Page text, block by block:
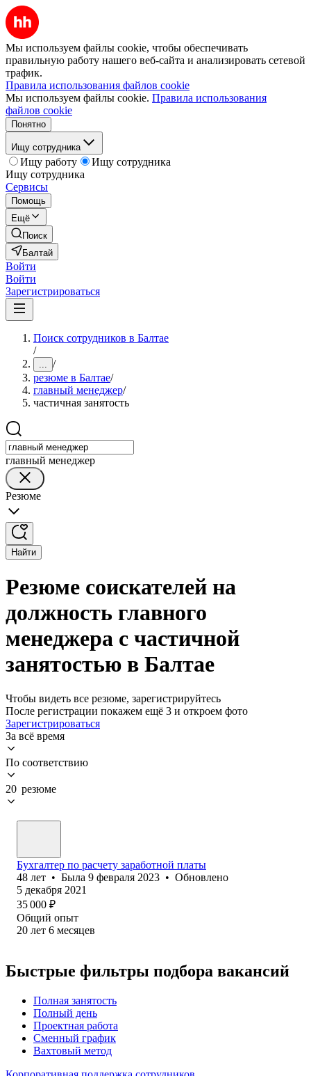
Мы используем файлы cookie, чтобы обеспечивать
правильную работу нашего веб-сайта и анализировать сетевой
трафик.
Правила использования файлов cookie
Мы используем файлы cookie. Правила использования
файлов cookie
Понятно
Ищу сотрудника
Ищу работу
Ищу сотрудника
Ищу сотрудника
Сервисы
Помощь
Ещё
Поиск
Балтай
Войти
Войти
Зарегистрироваться
Поиск сотрудников в Балтае
/
... /
резюме в Балтае/
главный менеджер/
частичная занятость
главный менеджер
Резюме
Найти
Резюме соискателей на
должность главного
менеджера с частичной
занятостью в Балтае
Чтобы видеть все резюме, зарегистрируйтесь
После регистрации покажем ещё 3 и откроем фото
Зарегистрироваться
За всё время
По соответствию
20 резюме
Бухгалтер по расчету заработной платы
48 лет • Была 9 февраля 2023 • Обновлено
5 декабря 2021
35 000 ₽
Общий опыт
20 лет 6 месяцев
Быстрые фильтры подбора вакансий
Полная занятость
Полный день
Проектная работа
Сменный график
Вахтовый метод